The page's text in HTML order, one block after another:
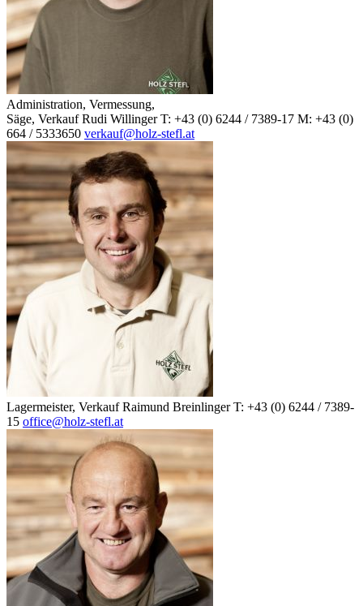
Administration, Vermessung,
Säge, Verkauf Rudi Willinger T: +43 (0) 6244 / 7389-17 M: +43 (0)
664 / 5333650 verkauf@holz-stefl.at
Lagermeister, Verkauf Raimund Breinlinger T: +43 (0) 6244 / 7389-
15 office@holz-stefl.at